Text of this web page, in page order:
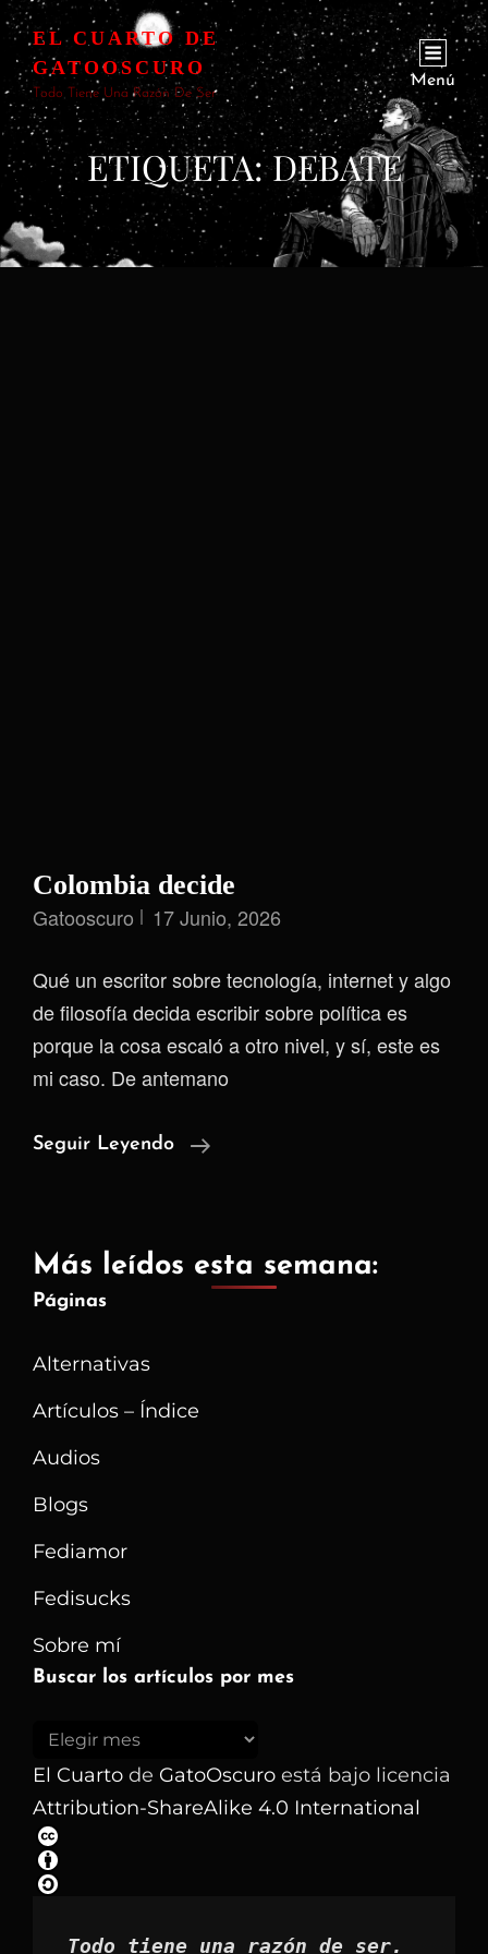
EL CUARTO DE
GATOOSCURO
Todo Tiene Una Razón De Ser
Menú
ETIQUETA:DEBATE
Colombia decide
Gatooscuro 17 Junio, 2026
Qué un escritor sobre tecnología, internet y algo
de filosofía decida escribir sobre política es
porque la cosa escaló a otro nivel, y sí, este es
mi caso. De antemano
Seguir Leyendo
Colombia
Más leídos esta semana:
Páginas
Alternativas
Artículos – Índice
Audios
Blogs
Fediamor
Fedisucks
Sobre mí
Buscar los artículos por mes
Buscar
los
artículos
por
mes
El Cuarto de GatoOscuro está bajo licencia
Attribution-ShareAlike 4.0 International
Todo tiene una razón de ser.